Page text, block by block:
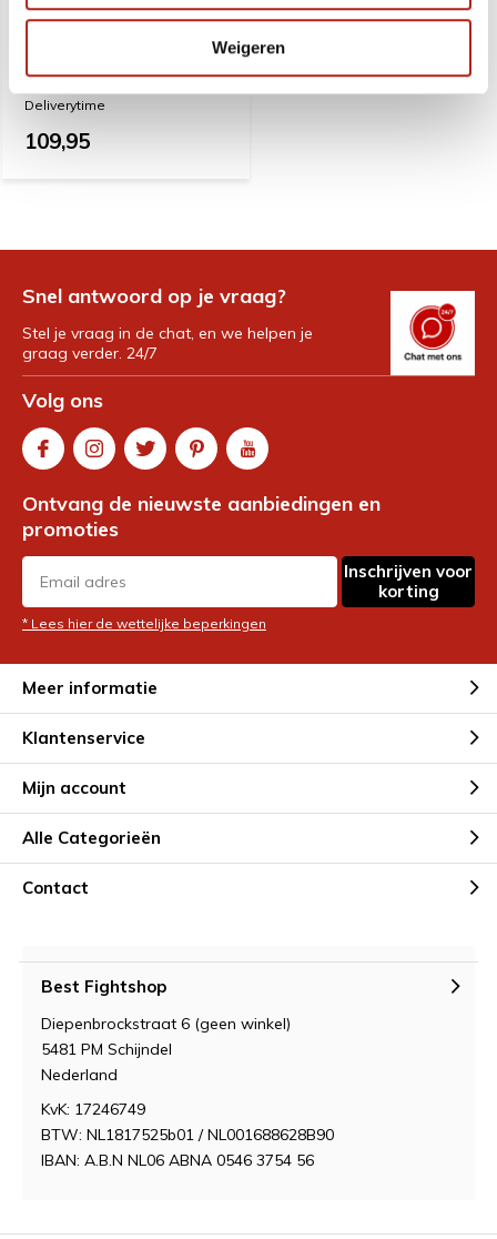
Weigeren
Bokszak rond Legend
Deliverytime
109,95
Snel antwoord op je vraag?
Stel je vraag in de chat, en we helpen je
graag verder. 24/7
Volg ons
Ontvang de nieuwste aanbiedingen en
promoties
Inschrijven voor
korting
* Lees hier de wettelijke beperkingen
Meer informatie
Klantenservice
Mijn account
Alle Categorieën
Contact
Best Fightshop
Diepenbrockstraat 6 (geen winkel)
5481 PM Schijndel
Nederland
KvK: 17246749
BTW: NL1817525b01 / NL001688628B90
IBAN: A.B.N NL06 ABNA 0546 3754 56